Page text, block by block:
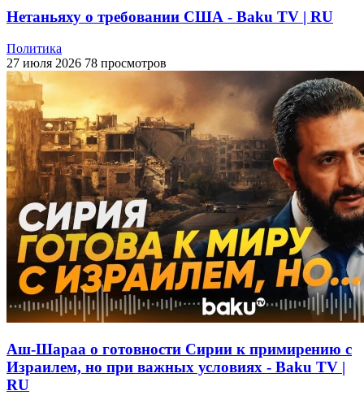
Нетаньяху о требовании США - Baku TV | RU
Политика
27 июля 2026 78 просмотров
Аш-Шараа о готовности Сирии к примирению с
Израилем, но при важных условиях - Baku TV |
RU